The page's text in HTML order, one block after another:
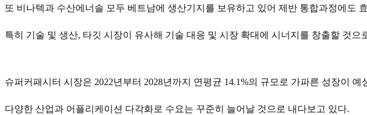
또 비나텍과 수산에너솔 모두 베트남에 생산기지를 보유하고 있어 제반 통합과정에도
특히 기술 및 생산, 타깃 시장이 유사해 기술 대응 및 시장 확대에 시너지를 창출할 것으
슈퍼커패시터 시장은 2022년부터 2028년까지 연평균 14.1%의 규모로 가파른 성장이 예
다양한 산업과 어플리케이션 다각화로 수요는 꾸준히 늘어날 것으로 내다보고 있다.